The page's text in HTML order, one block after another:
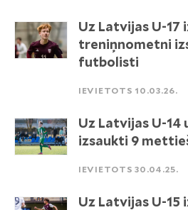
Uz Latvijas U-17
treniņnometni
futbolisti
IEVIETOTS 10.03.26.
Uz Latvijas U-14
izsaukti 9
IEVIETOTS 30.04.25.
Uz Latvijas U-15